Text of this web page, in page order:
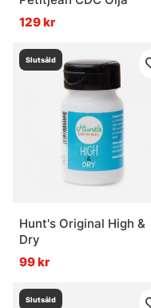
129 kr
Slutsåld
Hunt's Original High &
Dry
99 kr
Slutsåld